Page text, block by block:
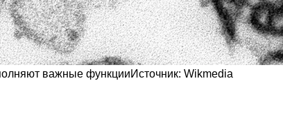
важные функцииИсточник: Wikmedia